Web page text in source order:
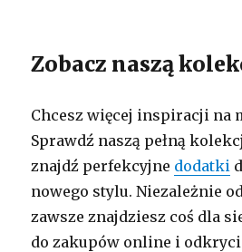
Zobacz naszą
Chcesz więcej inspiracji na
Sprawdź naszą pełną
znajdź perfekcyjne dodatki
nowego stylu. Niezależnie
zawsze znajdziesz coś dla
do zakupów online i